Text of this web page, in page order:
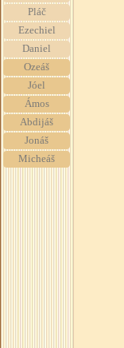
Pláč
Ezechiel
Daniel
Ozeáš
Jóel
Ámos
Abdijáš
Jonáš
Micheáš